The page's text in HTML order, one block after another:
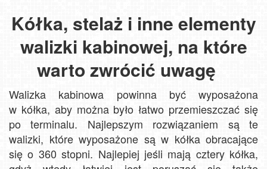
Kółka, stelaż i inne elementy
walizki kabinowej, na które
warto zwrócić uwagę
Walizka kabinowa powinna być wyposażona
w kółka, aby można było łatwo przemieszczać się
po terminalu. Najlepszym rozwiązaniem są te
walizki, które wyposażone są w kółka obracające
się o 360 stopni. Najlepiej jeśli mają cztery kółka,